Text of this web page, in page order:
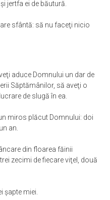
jertfa ei de băutură.
sfântă: să nu faceţi nicio
aduce Domnului un dar de
Săptămânilor, să aveţi o
de slugă în ea.
miros plăcut Domnului: doi
an.
din floarea făinii
zecimi de fiecare viţel, două
şapte miei.